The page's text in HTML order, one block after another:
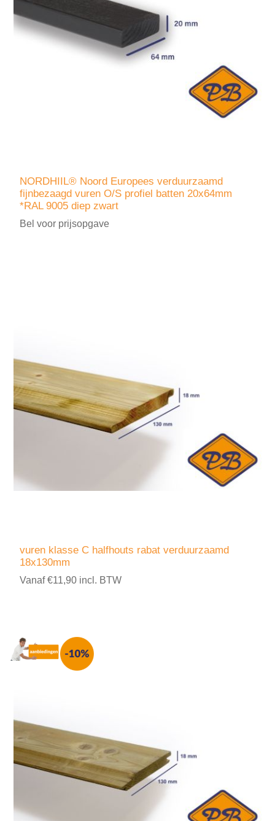
NORDHIIL® Noord Europees verduurzaamd
fijnbezaagd vuren O/S profiel batten 20x64mm
*RAL 9005 diep zwart
Bel voor prijsopgave
vuren klasse C halfhouts rabat verduurzaamd
18x130mm
Vanaf €11,90 incl. BTW